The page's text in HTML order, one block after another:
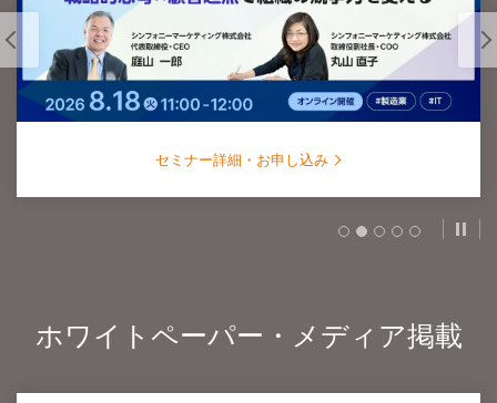
セミナー詳細・お申し込み
ホワイトペーパー・メディア掲載